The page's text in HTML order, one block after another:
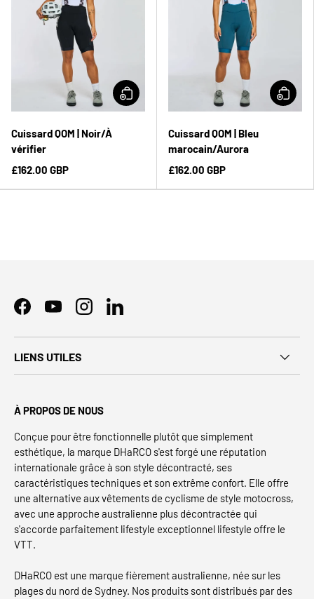
Cuissard QOM | Noir/À
vérifier
£162.00 GBP
Cuissard QOM | Bleu
marocain/Aurora
£162.00 GBP
FacebookYouTubeInstagramLinkedIn
LIENS UTILES
À PROPOS DE NOUS
Conçue pour être fonctionnelle plutôt que simplement
esthétique, la marque DHaRCO s'est forgé une réputation
internationale grâce à son style décontracté, ses
caractéristiques techniques et son extrême confort. Elle offre
une alternative aux vêtements de cyclisme de style motocross,
avec une approche australienne plus décontractée qui
s'accorde parfaitement lifestyle exceptionnel lifestyle offre le
VTT.
DHaRCO est une marque fièrement australienne, née sur les
plages du nord de Sydney. Nos produits sont distribués par des